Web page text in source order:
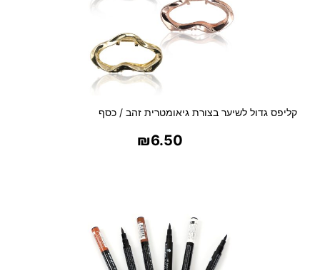
קליפס גדול לשיער בצורת גיאומטרית זהב / כסף
₪6.50